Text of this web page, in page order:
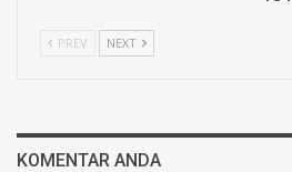
PREV NEXT
KOMENTAR ANDA